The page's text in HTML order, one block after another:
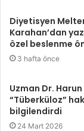
Diyetisyen
Karahan’dan
özel beslenme
3 hafta önce
Uzman Dr. Harun
“Tüberküloz”
bilgilendirdi
24 Mart 2026